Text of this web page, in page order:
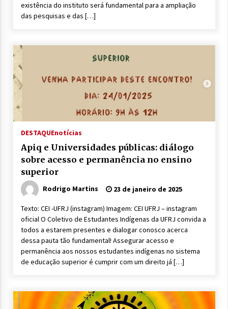
existência do instituto será fundamental para a ampliação
das pesquisas e das […]
DESTAQUEnotícias
Apiq e Universidades públicas: diálogo
sobre acesso e permanência no ensino
superior
Rodrigo Martins 23 de janeiro de 2025
Texto: CEI -UFRJ (instagram) Imagem: CEI UFRJ – instagram
oficial O Coletivo de Estudantes Indígenas da UFRJ convida a
todos a estarem presentes e dialogar conosco acerca
dessa pauta tão fundamental! Assegurar acesso e
permanência aos nossos estudantes indígenas no sistema
de educação superior é cumprir com um direito já […]